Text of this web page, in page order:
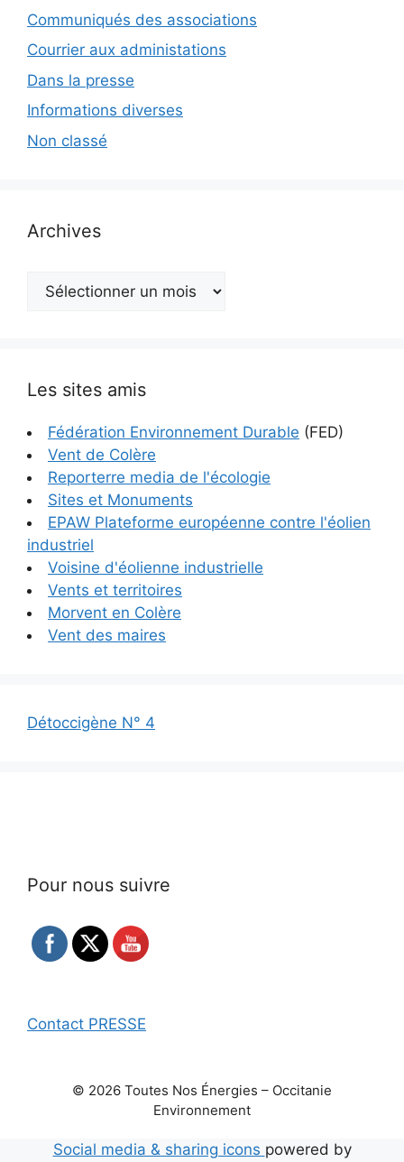
Communiqués des associations
Courrier aux administations
Dans la presse
Informations diverses
Non classé
Archives
Archives
Les sites amis
Fédération Environnement Durable (FED)
Vent de Colère
Reporterre media de l'écologie
Sites et Monuments
EPAW Plateforme européenne contre l'éolien
industriel
Voisine d'éolienne industrielle
Vents et territoires
Morvent en Colère
Vent des maires
Détoccigène N° 4
Pour nous suivre
Contact PRESSE
© 2026 Toutes Nos Énergies – Occitanie
Environnement
Social media & sharing icons powered by